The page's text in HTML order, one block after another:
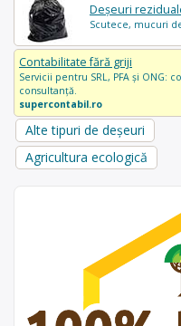
Deșeuri
Scutece, mucuri de
Contabilitate fără griji
Servicii pentru SRL, PFA și ONG:
consultanță.
supercontabil.ro
Alte tipuri de deșeuri
Agricultura ecologică